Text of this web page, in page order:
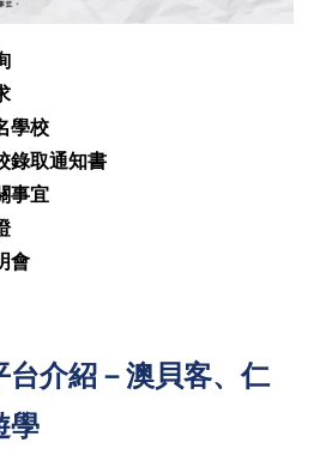
學校
錄取通知書
事宜
會
介紹－澳貝客、仁
學